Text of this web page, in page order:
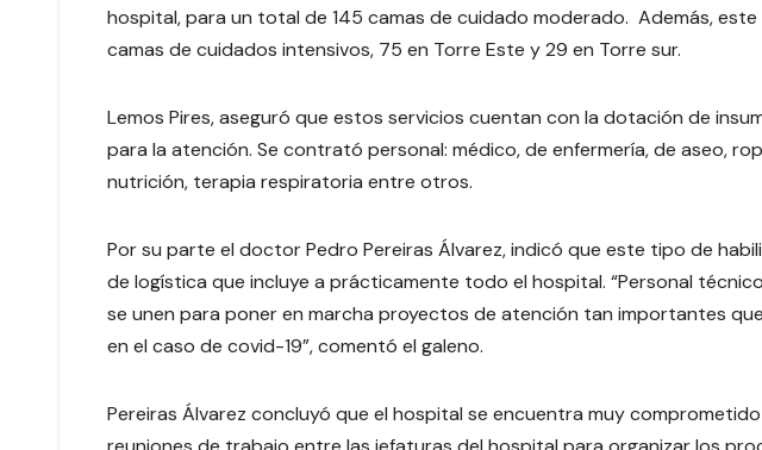
hospital, para un total de 145 camas de cuidado moderado. Además,
camas de cuidados intensivos, 75 en Torre Este y 29 en Torre sur.
Lemos Pires, aseguró que estos servicios cuentan con la dotación de
para la atención. Se contrató personal: médico, de enfermería, de aseo,
nutrición, terapia respiratoria entre otros.
Por su parte el doctor Pedro Pereiras Álvarez, indicó que este tipo de
de logística que incluye a prácticamente todo el hospital. “Personal
se unen para poner en marcha proyectos de atención tan importantes
en el caso de covid-19”, comentó el galeno.
Pereiras Álvarez concluyó que el hospital se encuentra muy